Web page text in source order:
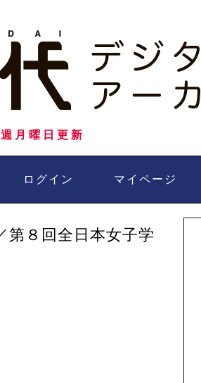
月曜日更新
ログイン マイページ
第８回全日本女子学